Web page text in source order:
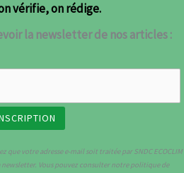
vérifie, on rédige.
la newsletter de nos articles :
votre adresse e-mail soit traitée par SNDC ECOCLIM
Vous pouvez consulter notre politique de